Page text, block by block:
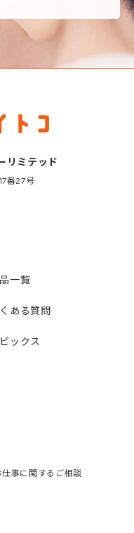
リミテッド
番27号
一覧
ある質問
ピックス
仕事に関するご相談